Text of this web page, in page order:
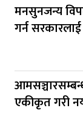
मनसुनजन्य
गर्न
एकीकृत गरी